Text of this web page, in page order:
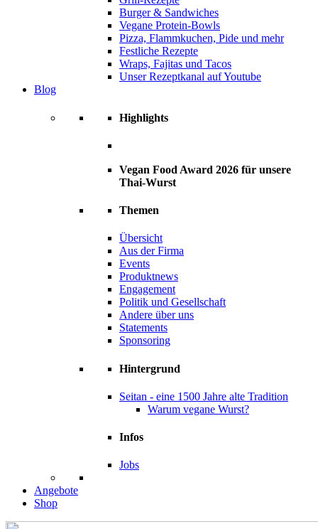
Burger & Sandwiches
Vegane Protein-Bowls
Pizza, Flammkuchen, Pide und mehr
Festliche Rezepte
Wraps, Fajitas und Tacos
Unser Rezeptkanal auf Youtube
Blog
Highlights
Vegan Food Award 2026 für unsere
Thai-Wurst
Themen
Übersicht
Aus der Firma
Events
Produktnews
Engagement
Politik und Gesellschaft
Andere über uns
Statements
Sponsoring
Hintergrund
Seitan - eine 1500 Jahre alte Tradition
Warum vegane Wurst?
Infos
Jobs
Angebote
Shop